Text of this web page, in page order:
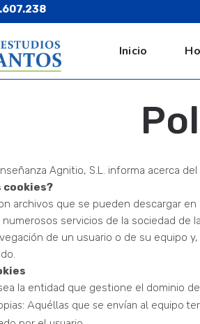
Inicio
Agnitio, S.L. informa acerca
cookies?
archivos que se pueden descargar
servicios de la sociedad de
de un usuario o de su equipo
la entidad que gestione el dominio
Aquéllas que se envían al equipo